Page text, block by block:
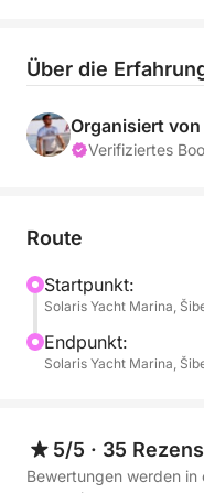
Über die
Organisiert
Verifiziertes
Route
Startpunkt:
Solaris Yacht Marina,
Endpunkt:
Solaris Yacht Marina,
5/5 · 35
Bewertungen werden in